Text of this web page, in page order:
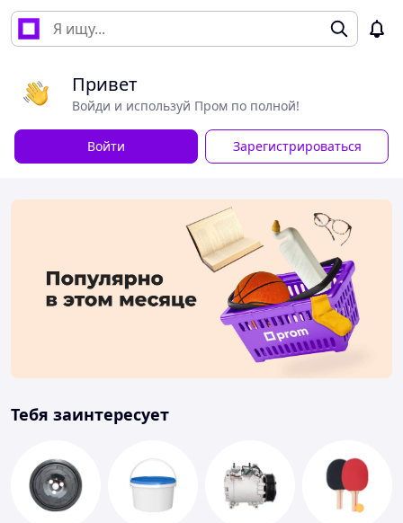
Привет
Войди и используй Пром по полной!
Войти Зарегистрироваться
Тебя заинтересует